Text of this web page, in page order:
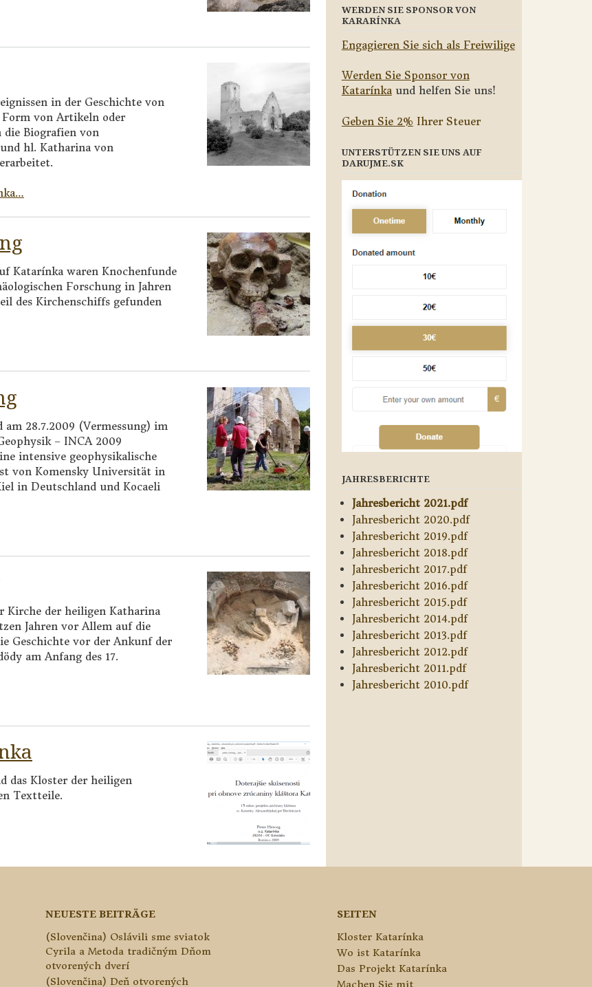
in der Geschichte von
von Artikeln oder
Biografien von
hl. Katharina von
Katarínka waren Knochenfunde
Forschung in Jahren
des Kirchenschiffs gefunden
28.7.2009 (Vermessung) im
– INCA 2009
intensive geophysikalische
von Komensky Universität in
in Deutschland und Kocaeli
Kirche der heiligen Katharina
Jahren vor Allem auf die
Geschichte vor der Ankunf der
am Anfang des 17.
das Kloster der heiligen
Textteile.
WERDEN SIE SPONSOR VON
KARARÍNKA
Engagieren Sie sich als Freiwilige
Werden Sie Sponsor von
Katarínkaund helfen Sie uns!
Geben Sie 2% Ihrer Steuer
UNTERSTÜTZEN SIE UNS AUF
DARUJME.SK
JAHRESBERICHTE
Jahresbericht 2021.pdf
Jahresbericht 2020.pdf
Jahresbericht 2019.pdf
Jahresbericht 2018.pdf
Jahresbericht 2017.pdf
Jahresbericht 2016.pdf
Jahresbericht 2015.pdf
Jahresbericht 2014.pdf
Jahresbericht 2013.pdf
Jahresbericht 2012.pdf
Jahresbericht 2011.pdf
Jahresbericht 2010.pdf
NEUESTE BEITRÄGE
(Slovenčina) Oslávili sme sviatok
Cyrila a Metoda tradičným Dňom
otvorených dverí
(Slovenčina) Deň otvorených
SEITEN
Kloster Katarínka
Wo ist Katarínka
Das Projekt Katarínka
Machen Sie mit